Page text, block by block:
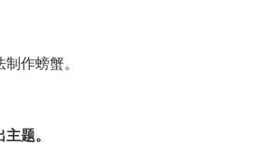
作螃蟹。
题。